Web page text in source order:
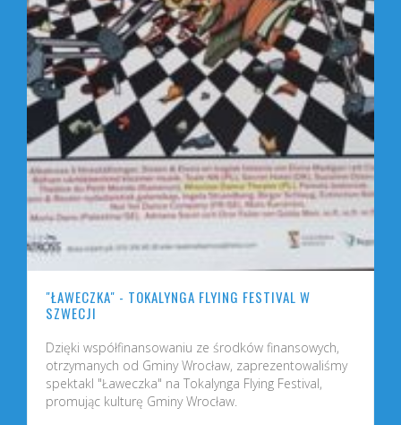
"ŁAWECZKA" - TOKALYNGA FLYING FESTIVAL W
SZWECJI
Dzięki współfinansowaniu ze środków finansowych,
otrzymanych od Gminy Wrocław, zaprezentowaliśmy
spektakl "Ławeczka" na Tokalynga Flying Festival,
promując kulturę Gminy Wrocław.